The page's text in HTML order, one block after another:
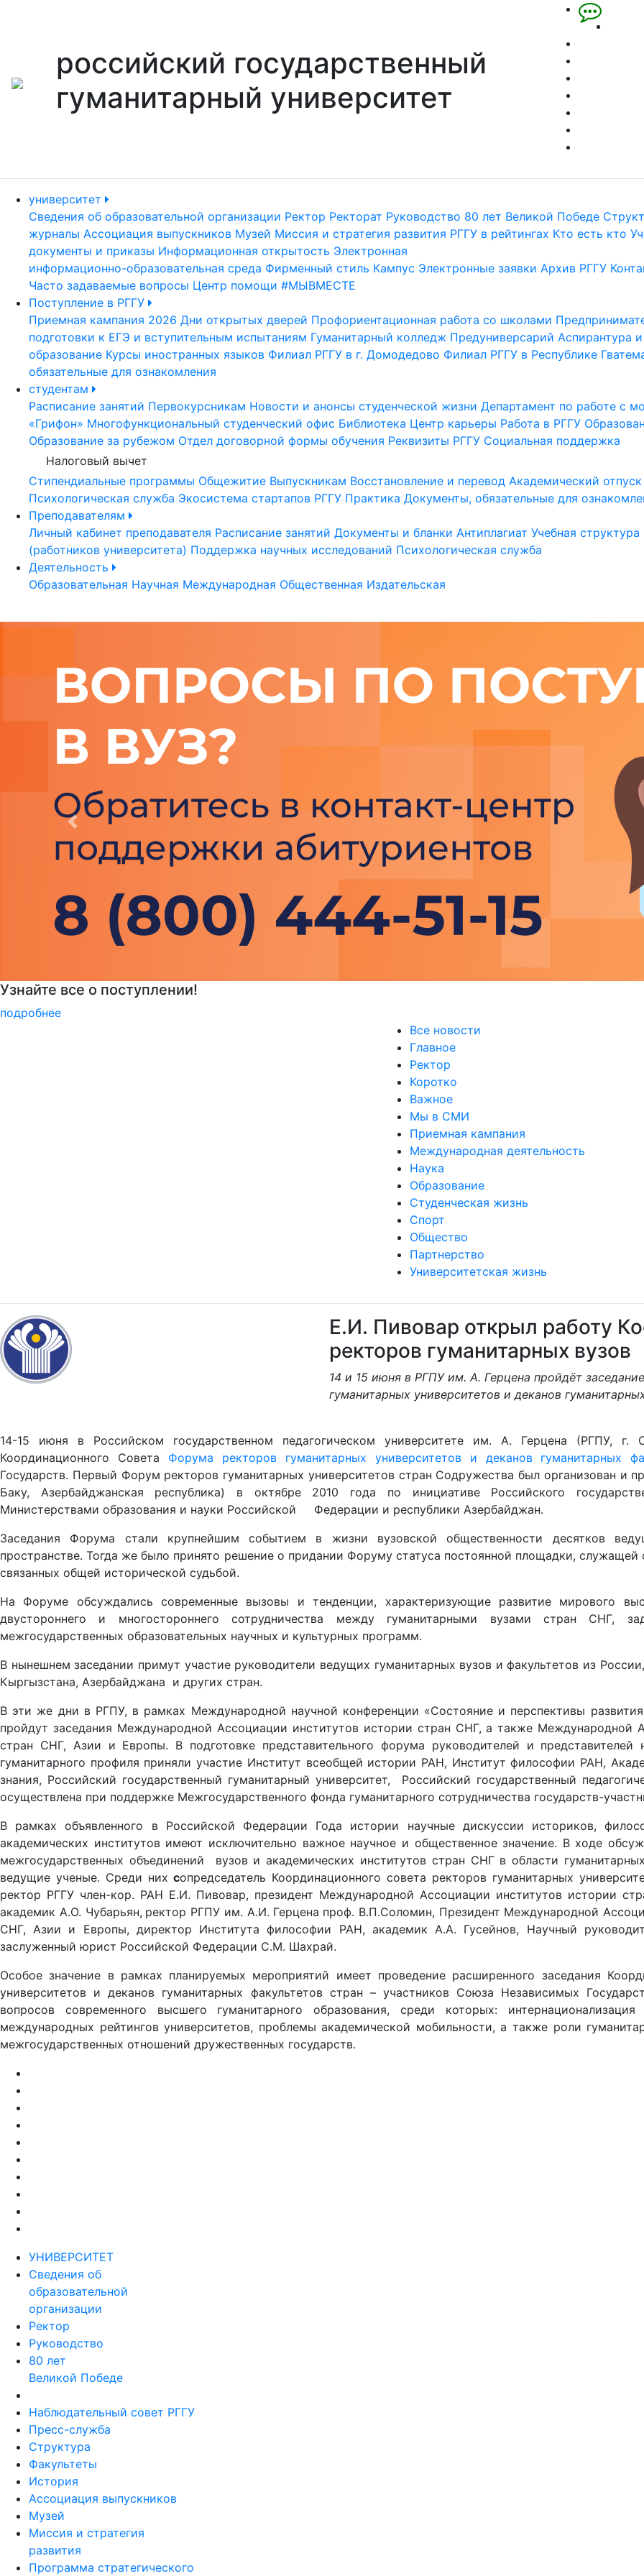
российский государственный
гуманитарный университет
университет
Сведения об образовательной организации Ректор Ректорат Руководство 80 лет Великой Победе
журналы Ассоциация выпускников Музей Миссия и стратегия развития РГГУ в рейтингах Кто есть кто
документы и приказы Информационная открытость Электронная
информационно-образовательная среда Фирменный стиль Кампус Электронные заявки Архив РГГУ
Часто задаваемые вопросы Центр помощи #МЫВМЕСТЕ
Поступление в РГГУ
Приемная кампания 2026 Дни открытых дверей Профориентационная работа со школами
подготовки к ЕГЭ и вступительным испытаниям Гуманитарный колледж Предуниверсарий Аспирантура
образование Курсы иностранных языков Филиал РГГУ в г. Домодедово Филиал РГГУ в Республике
обязательные для ознакомления
студентам
Расписание занятий Первокурсникам Новости и анонсы студенческой жизни Департамент по работе с
«Грифон» Многофункциональный студенческий офис Библиотека Центр карьеры Работа в РГГУ
Образование за рубежом Отдел договорной формы обучения Реквизиты РГГУ Социальная поддержка
Налоговый вычет
Стипендиальные программы Общежитие Выпускникам Восстановление и перевод Академический отпуск
Психологическая служба Экосистема стартапов РГГУ Практика Документы, обязательные для
Преподавателям
Личный кабинет преподавателя Расписание занятий Документы и бланки Антиплагиат Учебная структура
(работников университета) Поддержка научных исследований Психологическая служба
Деятельность
Образовательная Научная Международная Общественная Издательская
Узнать больше о музейных экспонатах и актуальных выставках
подробнее
Previous
Все новости
Главное
Ректор
Коротко
Важное
Мы в СМИ
Приемная кампания
Международная деятельность
Наука
Образование
Студенческая жизнь
Спорт
Общество
Партнерство
Университетская жизнь
Е.И. Пивовар открыл работу
ректоров гуманитарных вузов
14 и 15 июня в РГПУ им. А. Герцена пройдёт
гуманитарных университетов и деканов
14-15 июня в Российском государственном педагогическом университете им. А. Герцена (РГПУ, г.
Координационного Совета Форума ректоров гуманитарных университетов и деканов гуманитарных
Государств. Первый Форум ректоров гуманитарных университетов стран Содружества был организован и
Баку, Азербайджанская республика) в октябре 2010 года по инициативе Российского
Министерствами образования и науки Российской Федерации и республики Азербайджан.
Заседания Форума стали крупнейшим событием в жизни вузовской общественности десятков
пространстве. Тогда же было принято решение о придании Форуму статуса постоянной площадки,
связанных общей исторической судьбой.
На Форуме обсуждались современные вызовы и тенденции, характеризующие развитие мирового
двустороннего и многостороннего сотрудничества между гуманитарными вузами стран СНГ,
межгосударственных образовательных научных и культурных программ.
В нынешнем заседании примут участие руководители ведущих гуманитарных вузов и факультетов из
Кыргызстана, Азербайджана и других стран.
В эти же дни в РГПУ, в рамках Международной научной конференции «Состояние и перспективы
пройдут заседания Международной Ассоциации институтов истории стран СНГ, а также Международной
стран СНГ, Азии и Европы. В подготовке представительного форума руководителей и представителей
гуманитарного профиля приняли участие Институт всеобщей истории РАН, Институт философии РАН,
знания, Российский государственный гуманитарный университет, Российский государственный
осуществлена при поддержке Межгосударственного фонда гуманитарного сотрудничества государств-
В рамках объявленного в Российской Федерации Года истории научные дискуссии историков,
академических институтов имеют исключительно важное научное и общественное значение. В ходе
межгосударственных объединений вузов и академических институтов стран СНГ в области
ведущие ученые. Среди них сопредседатель Координационного совета ректоров гуманитарных
ректор РГГУ член-кор. РАН Е.И. Пивовар, президент Международной Ассоциации институтов истории
академик А.О. Чубарьян, ректор РГПУ им. А.И. Герцена проф. В.П.Соломин, Президент Международной
СНГ, Азии и Европы, директор Института философии РАН, академик А.А. Гусейнов, Научный
заслуженный юрист Российской Федерации С.М. Шахрай.
Особое значение в рамках планируемых мероприятий имеет проведение расширенного заседания
университетов и деканов гуманитарных факультетов стран – участников Союза Независимых
вопросов современного высшего гуманитарного образования, среди которых:
международных рейтингов университетов, проблемы академической мобильности, а также роли
межгосударственных отношений дружественных государств.
УНИВЕРСИТЕТ
Сведения об
образовательной
организации
Ректор
Руководство
80 лет
Великой Победе
Наблюдательный совет РГГУ
Пресс-служба
Структура
Факультеты
История
Ассоциация выпускников
Музей
Миссия и стратегия
развития
Программа стратегического